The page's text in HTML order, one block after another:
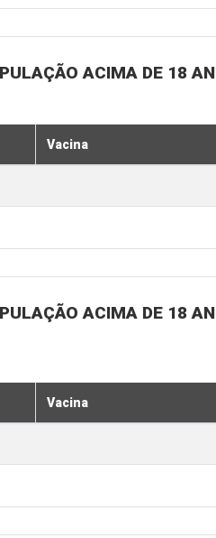
ACIMA DE 18
Vacina
ACIMA DE 18
Vacina